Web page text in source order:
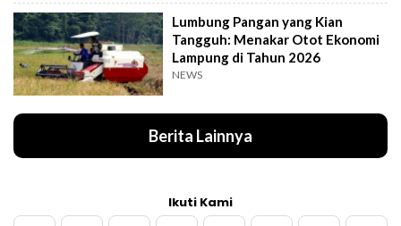
Lumbung Pangan yang Kian
Tangguh: Menakar Otot Ekonomi
Lampung di Tahun 2026
NEWS
Berita Lainnya
Ikuti Kami